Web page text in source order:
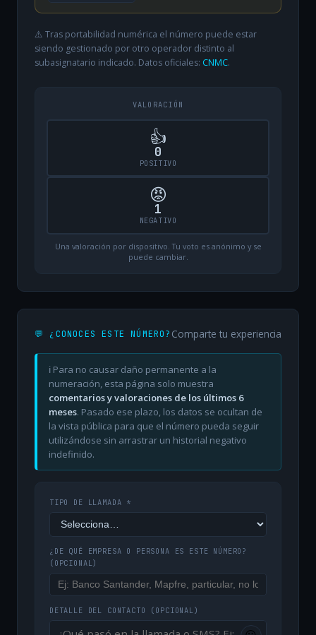
⚠️ Tras portabilidad numérica el número puede estar
siendo gestionado por otro operador distinto al
subasignatario indicado. Datos oficiales: CNMC.
VALORACIÓN
👍
0
POSITIVO
😡
1
NEGATIVO
Una valoración por dispositivo. Tu voto es anónimo y se
puede cambiar.
💬 ¿CONOCES ESTE NÚMERO? Comparte tu experiencia
ℹ️ Para no causar daño permanente a la
numeración, esta página solo muestra
comentarios y valoraciones de los últimos 6
meses. Pasado ese plazo, los datos se ocultan de
la vista pública para que el número pueda seguir
utilizándose sin arrastrar un historial negativo
indefinido.
TIPO DE LLAMADA *
¿DE QUÉ EMPRESA O PERSONA ES ESTE NÚMERO?
(OPCIONAL)
DETALLE DEL CONTACTO (OPCIONAL)